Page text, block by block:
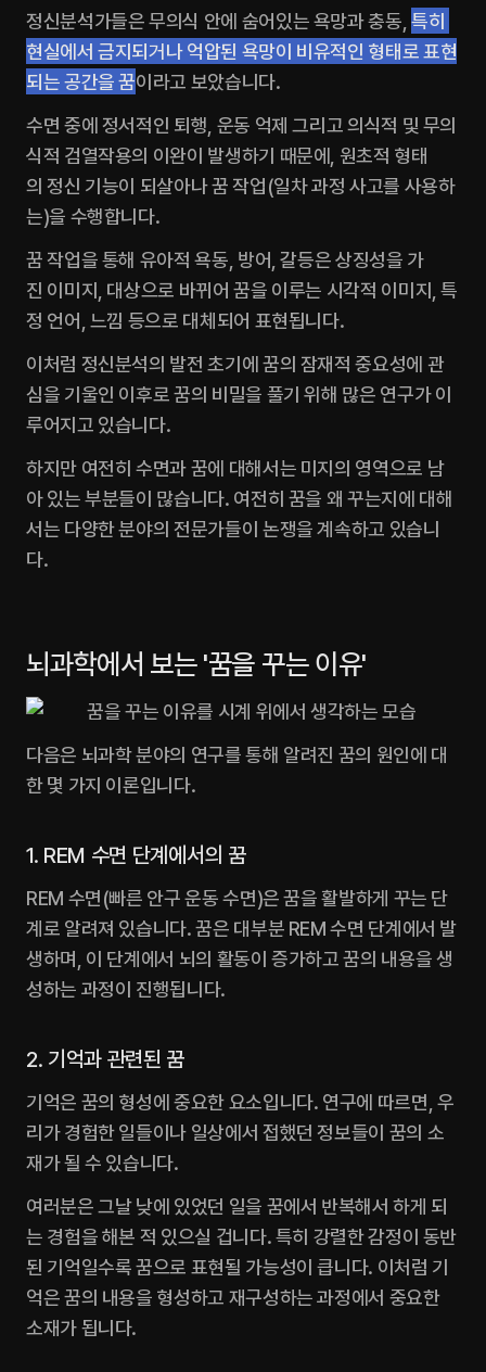
정신분석가들은 무의식 안에 숨어있는 욕망과 충동, 특히
현실에서 금지되거나 억압된 욕망이 비유적인 형태로 표현
되는 공간을 꿈이라고 보았습니다.‍
수면 중에 정서적인 퇴행, 운동 억제 그리고 의식적 및 무의
식적 검열작용의 이완이 발생하기 때문에, 원초적 형태
의 정신 기능이 되살아나 꿈 작업(일차 과정 사고를 사용하
는)을 수행합니다.
꿈 작업을 통해 유아적 욕동, 방어, 갈등은 상징성을 가
진 이미지, 대상으로 바뀌어 꿈을 이루는 시각적 이미지, 특
정 언어, 느낌 등으로 대체되어 표현됩니다. ‍
이처럼 정신분석의 발전 초기에 꿈의 잠재적 중요성에 관
심을 기울인 이후로 꿈의 비밀을 풀기 위해 많은 연구가 이
루어지고 있습니다.‍
하지만 여전히 수면과 꿈에 대해서는 미지의 영역으로 남
아 있는 부분들이 많습니다. 여전히 꿈을 왜 꾸는지에 대해
서는 다양한 분야의 전문가들이 논쟁을 계속하고 있습니
다.‍
뇌과학에서 보는 '꿈을 꾸는 이유'
다음은 뇌과학 분야의 연구를 통해 알려진 꿈의 원인에 대
한 몇 가지 이론입니다.
1. REM 수면 단계에서의 꿈
REM 수면(빠른 안구 운동 수면)은 꿈을 활발하게 꾸는 단
계로 알려져 있습니다. 꿈은 대부분 REM 수면 단계에서 발
생하며, 이 단계에서 뇌의 활동이 증가하고 꿈의 내용을 생
성하는 과정이 진행됩니다.
2. 기억과 관련된 꿈
기억은 꿈의 형성에 중요한 요소입니다. 연구에 따르면, 우
리가 경험한 일들이나 일상에서 접했던 정보들이 꿈의 소
재가 될 수 있습니다.
여러분은 그날 낮에 있었던 일을 꿈에서 반복해서 하게 되
는 경험을 해본 적 있으실 겁니다. 특히 강렬한 감정이 동반
된 기억일수록 꿈으로 표현될 가능성이 큽니다. 이처럼 기
억은 꿈의 내용을 형성하고 재구성하는 과정에서 중요한
소재가 됩니다.